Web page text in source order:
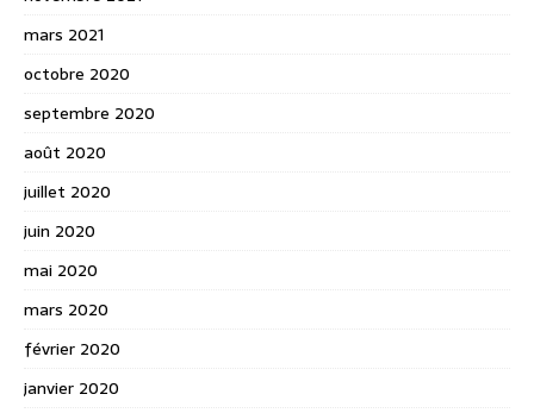
mars 2021
octobre 2020
septembre 2020
août 2020
juillet 2020
juin 2020
mai 2020
mars 2020
février 2020
janvier 2020